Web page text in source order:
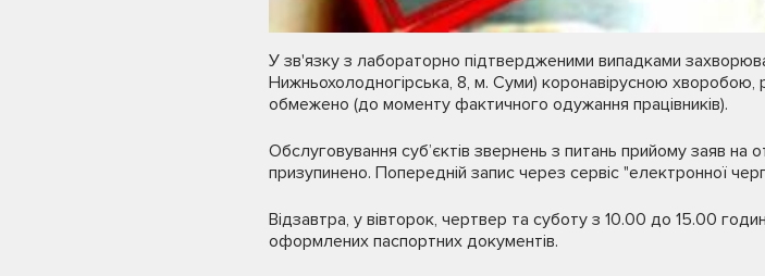
У зв'язку з лабораторно підтвердженими випадками
Нижньохолодногірська, 8, м. Суми) коронавірусною хворобою,
обмежено (до моменту фактичного одужання працівників).
Обслуговування суб’єктів звернень з питань прийому заяв на
призупинено. Попередній запис через сервіс "електронної
Відзавтра, у вівторок, чертвер та суботу з 10.00 до 15.00
оформлених паспортних документів.